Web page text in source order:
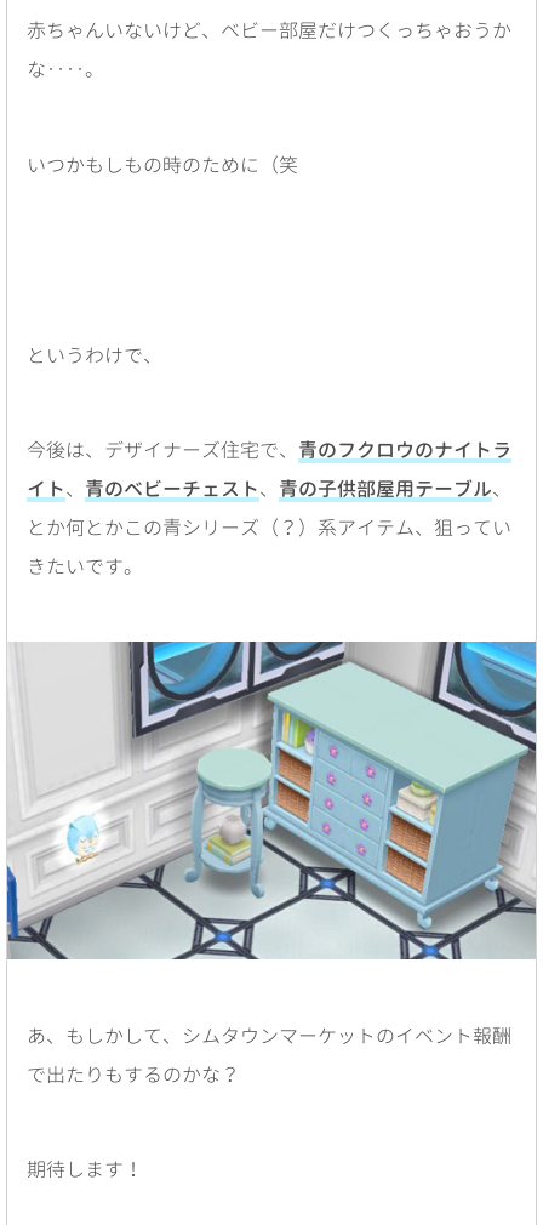
赤ちゃんいないけど、ベビー部屋だけつくっちゃおうか
な‥‥。
いつかもしもの時のために（笑
というわけで、
今後は、デザイナーズ住宅で、 青のフクロウのナイトラ
イト、 青のベビーチェスト、 青の子供部屋用テーブル、
とか何とかこの青シリーズ（？）系アイテム、狙ってい
きたいです。
あ、もしかして、シムタウンマーケットのイベント報酬
で出たりもするのかな？
期待します！